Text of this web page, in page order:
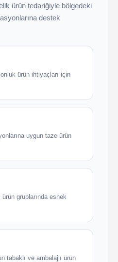
ürün tedariğiyle bölgedeki
destek
ürün ihtiyaçları için
uygun taze ürün
gruplarında esnek
tabaklı ve ambalajlı ürün